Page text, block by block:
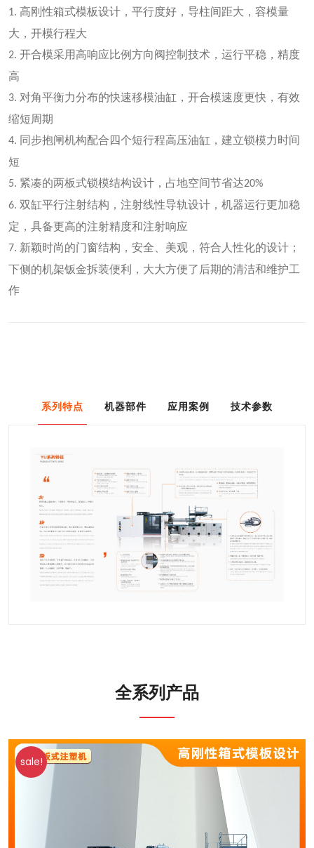
1. 高刚性箱式模板设计，平行度好，导柱间距大，容模量
大，开模行程大
2. 开合模采用高响应比例方向阀控制技术，运行平稳，精度
高
3. 对角平衡力分布的快速移模油缸，开合模速度更快，有效
缩短周期
4. 同步抱闸机构配合四个短行程高压油缸，建立锁模力时间
短
5. 紧凑的两板式锁模结构设计，占地空间节省达20%
6. 双缸平行注射结构，注射线性导轨设计，机器运行更加稳
定，具备更高的注射精度和注射响应
7. 新颖时尚的门窗结构，安全、美观，符合人性化的设计；
下侧的机架钣金拆装便利，大大方便了后期的清洁和维护工
作
系列特点 机器部件 应用案例 技术参数
全系列产品
sale!